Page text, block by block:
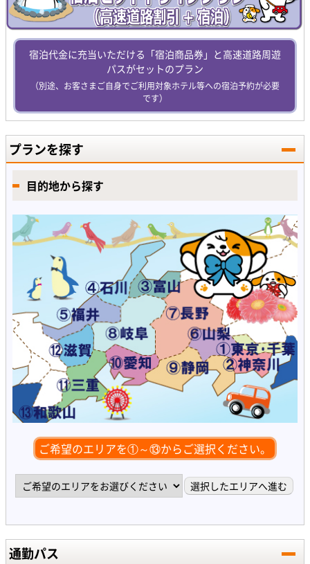
宿泊代金に充当いただける「宿泊商品券」と高速道路周遊
パスがセットのプラン
（別途、お客さまご自身でご利用対象ホテル等への宿泊予約が必要
です）
プランを探す
目的地から探す
ご希望のエリアを①～⑬からご選択ください。
通勤パス